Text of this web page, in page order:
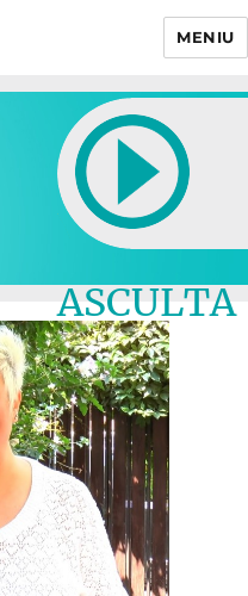
MENIU
ASCULTA
LIVE